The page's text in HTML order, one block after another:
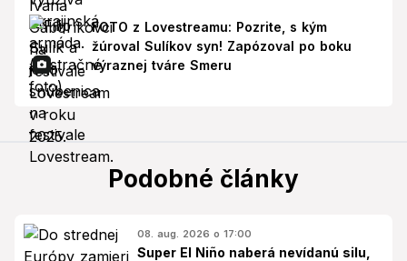
FOTO z Lovestreamu: Pozrite, s kým
žúroval Sulíkov syn! Zapózoval po boku
výraznej tváre Smeru
Podobné články
08. aug. 2026 o 17:00
Super El Niño naberá nevídanú silu,